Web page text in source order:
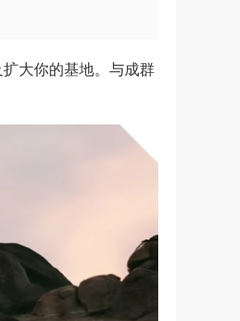
大你的基地。与成群